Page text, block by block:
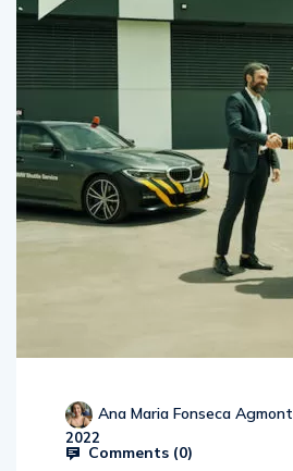
Ana Maria Fonseca Agmont
2022
Comments (0)